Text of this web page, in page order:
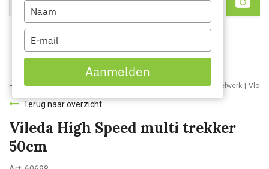
Search
Home Webshop Schoonmaakartikelen Bezemwerk en borstelwerk
Terug naar overzicht
Vileda High Speed multi trekker
50cm
Type
your
name
Type
your
email
Aanmelden